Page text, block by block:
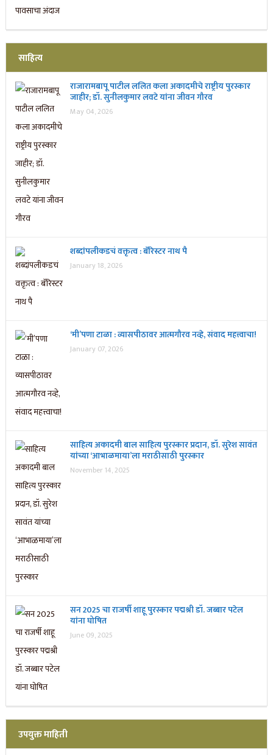
साहित्य
राजारामबापू पाटील ललित कला अकादमीचे राष्ट्रीय पुरस्कार
जाहीर; डॉ. सुनीलकुमार लवटे यांना जीवन गौरव
May 04, 2026
शब्दांपलीकडचं वक्तृत्व : बॅरिस्टर नाथ पै
January 18, 2026
‘मी’पणा टाळा : व्यासपीठावर आत्मगौरव नव्हे, संवाद महत्त्वाचा!
January 07, 2026
साहित्य अकादमी बाल साहित्य पुरस्कार प्रदान, डॉ. सुरेश सावंत
यांच्या ‘आभाळमाया’ला मराठीसाठी पुरस्कार
November 14, 2025
सन 2025 चा राजर्षी शाहू पुरस्कार प‌द्मश्री डॉ. जब्बार पटेल
यांना घोषित
June 09, 2025
उपयुक्त माहिती